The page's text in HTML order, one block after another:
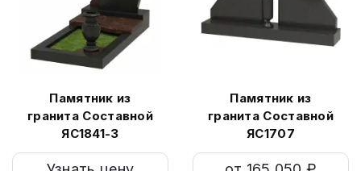
Памятник из
гранита Составной
ЯС1841-3
Памятник из
гранита Составной
ЯС1707